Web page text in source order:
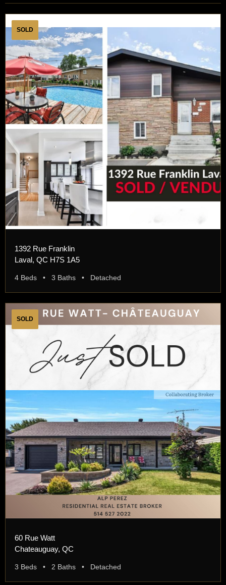
SOLD
1392 Rue Franklin
Laval, QC H7S 1A5
4 Beds • 3 Baths • Detached
SOLD
60 Rue Watt
Chateauguay, QC
3 Beds • 2 Baths • Detached